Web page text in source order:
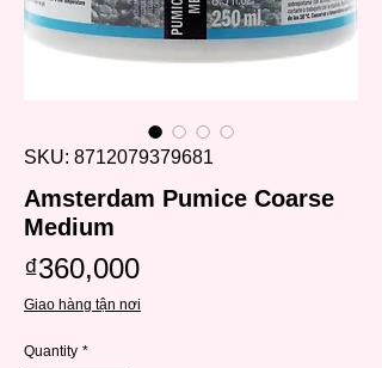
SKU: 8712079379681
Amsterdam Pumice Coarse
Medium
₫360,000Price
Giao hàng tận nơi
Quantity *